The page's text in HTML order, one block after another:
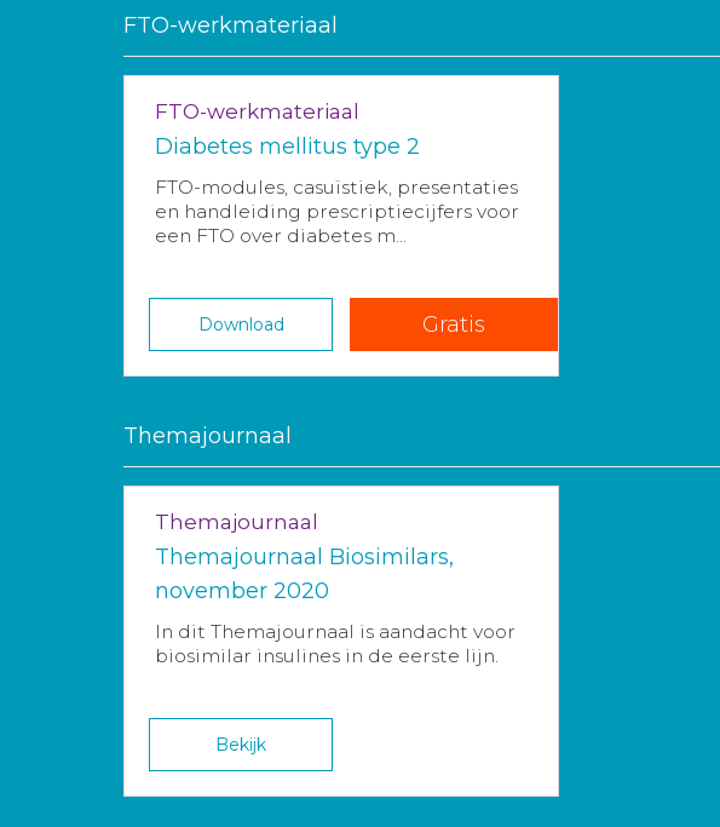
FTO-werkmateriaal
FTO-werkmateriaal
Diabetes mellitus type 2
FTO-modules, casuïstiek, presentaties
en handleiding prescriptiecijfers voor
een FTO over diabetes m...
Download Gratis
Themajournaal
Themajournaal
Themajournaal Biosimilars,
november 2020
In dit Themajournaal is aandacht voor
biosimilar insulines in de eerste lijn.
Bekijk